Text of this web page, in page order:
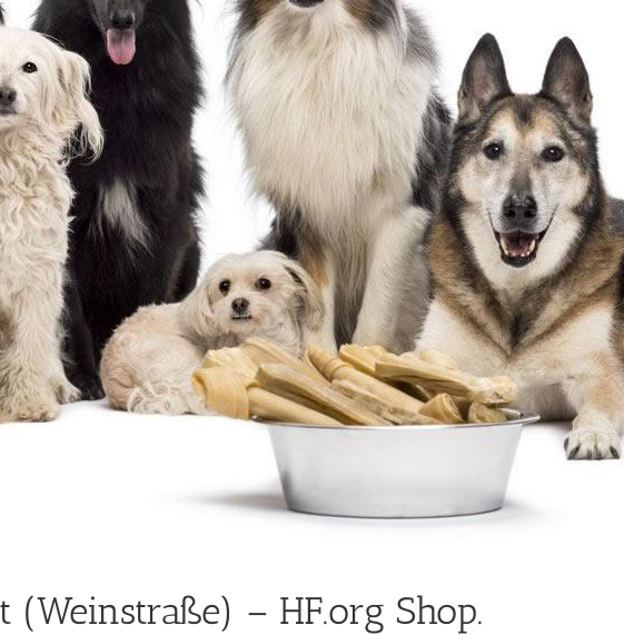
– HF.org Shop.